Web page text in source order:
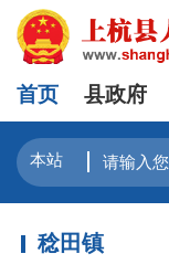
首页 县政府
稔田镇